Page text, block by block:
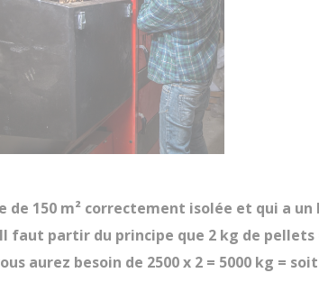
150 m² correctement isolée et qui a
faut partir du principe que 2 kg de
aurez besoin de 2500 x 2 = 5000 kg =